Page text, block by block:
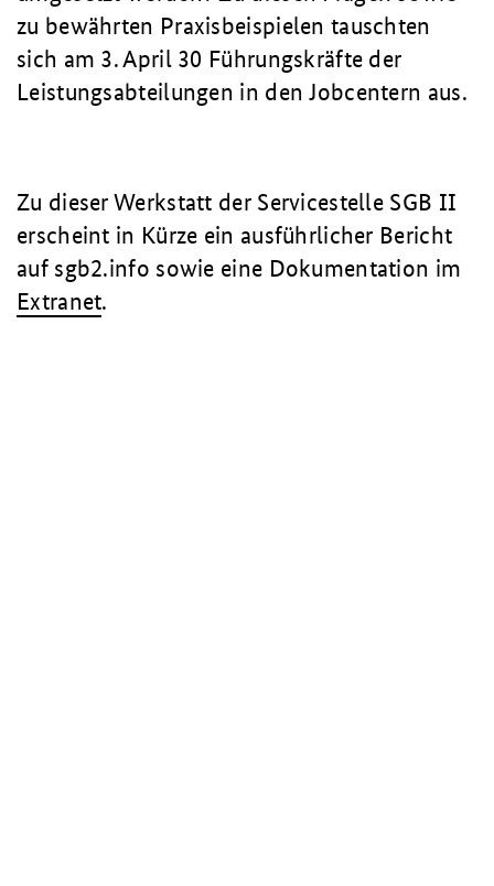
zu bewährten Praxisbeispielen tauschten
sich am 3. April 30 Führungskräfte der
Leistungsabteilungen in den Jobcentern aus.
Zu dieser Werkstatt der Servicestelle SGB II
erscheint in Kürze ein ausführlicher Bericht
auf sgb2.info sowie eine Dokumentation im
Extranet.